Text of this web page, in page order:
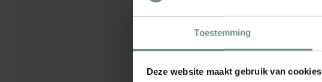
Toestemming
Deze website maakt gebruik van cookies